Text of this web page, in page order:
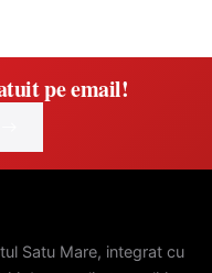
pe email!
Satu Mare, integrat cu